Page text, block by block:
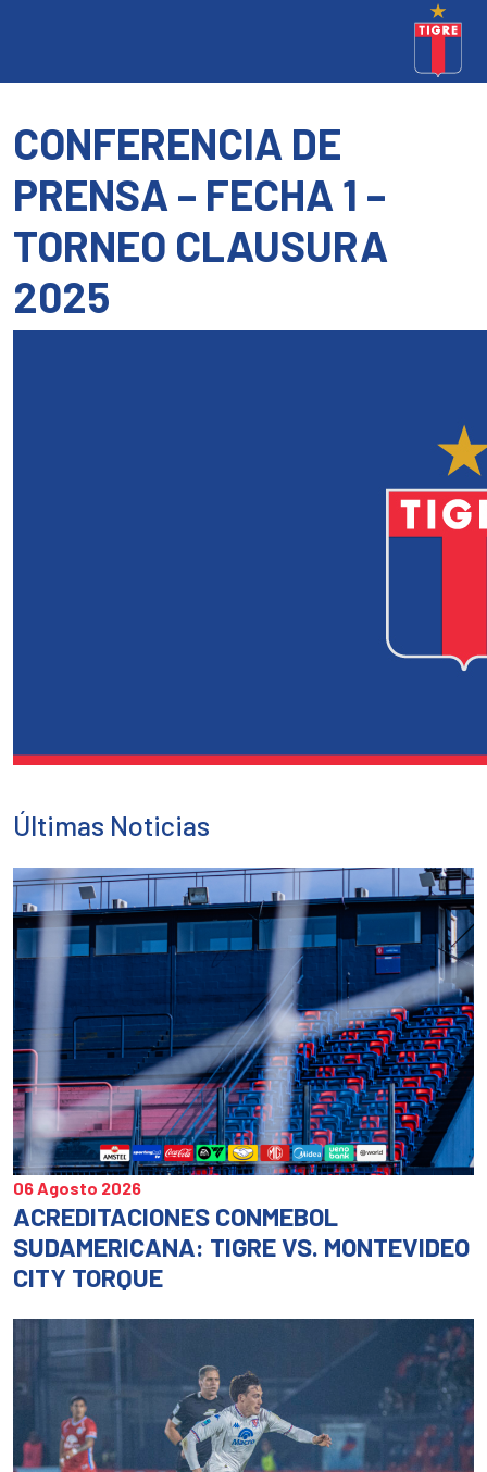
CONFERENCIA DE
PRENSA – FECHA 1 –
TORNEO CLAUSURA
2025
Últimas Noticias
06 Agosto 2026
ACREDITACIONES CONMEBOL
SUDAMERICANA: TIGRE VS. MONTEVIDEO
CITY TORQUE